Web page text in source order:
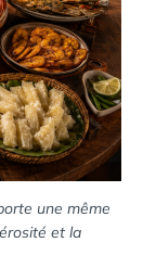
une même
et la